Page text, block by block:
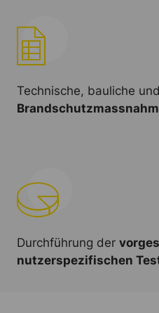
Technische, bauliche
Durchführung der
nutzerspezifischen